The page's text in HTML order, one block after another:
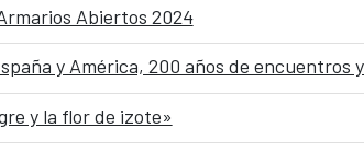
Abiertos 2024
y América, 200 años de encuentros
y la flor de izote»